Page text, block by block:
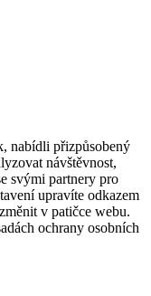
nabídli přizpůsobený
návštěvnost,
svými partnery pro
upravíte odkazem
v patičce webu.
ochrany osobních